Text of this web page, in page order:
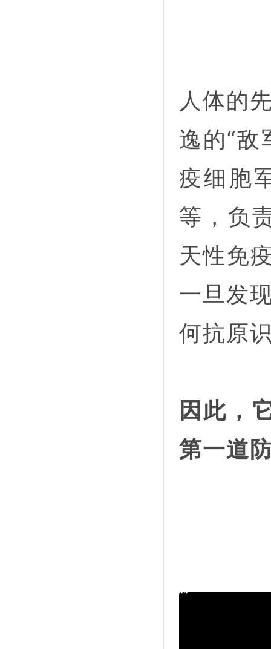
人体的
逸的“敌
疫细胞
等，负
天性免
一旦发
何抗原
因此，
第一道